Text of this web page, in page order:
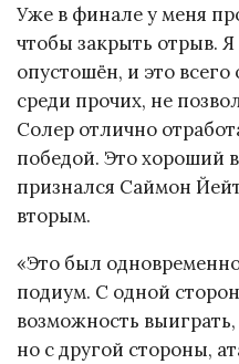
Уже в финале у меня
чтобы закрыть отрыв.
опустошён, и это всего
среди прочих, не
Солер отлично
победой. Это хороший
признался Саймон
вторым.
«Это был
подиум. С одной
возможность
но с другой стороны,